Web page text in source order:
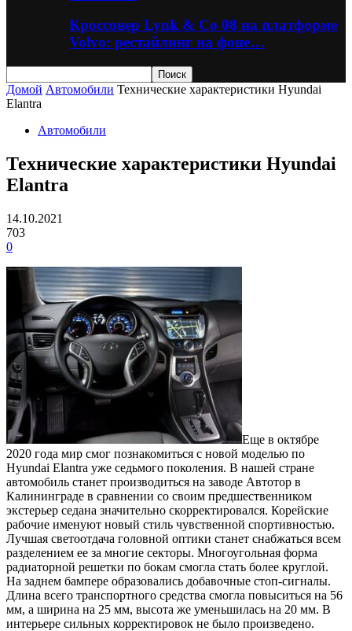
Кроссовер Lynk & Co 08 на платформе
Volvo: рестайлинг на фоне…
Домой Автомобили Технические характеристики Hyundai
Elantra
Автомобили
Технические характеристики Hyundai
Elantra
14.10.2021
703
0
Еще в октябре
2020 года мир смог познакомиться с новой моделью по
Hyundai Elantra уже седьмого поколения. В нашей стране
автомобиль станет производиться на заводе Автотор в
Калининграде в сравнении со своим предшественником
экстерьер седана значительно скорректировался. Корейские
рабочие именуют новый стиль чувственной спортивностью.
Лучшая светоотдача головной оптики станет снабжаться всем
разделением ее за многие секторы. Многоугольная форма
радиаторной решетки по бокам смогла стать более круглой.
На заднем бампере образовались добавочные стоп-сигналы.
Длина всего транспортного средства смогла повыситься на 56
мм, а ширина на 25 мм, высота же уменьшилась на 20 мм. В
интерьере сильных корректировок не было произведено.